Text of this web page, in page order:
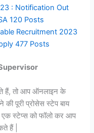
: Notification Out
120 Posts
Recruitment 2023
477 Posts
हैं, तो आप ऑनलाइन के
पूरी प्रोसेस स्टेप बाय
एक स्टेप्स को फॉलो कर आप
हैं |